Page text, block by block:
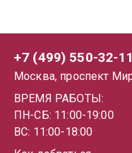
+7 (499) 550-32-11
Москва, проспект
ВРЕМЯ РАБОТЫ:
ПН-СБ: 11:00-19:00
ВС: 11:00-18:00